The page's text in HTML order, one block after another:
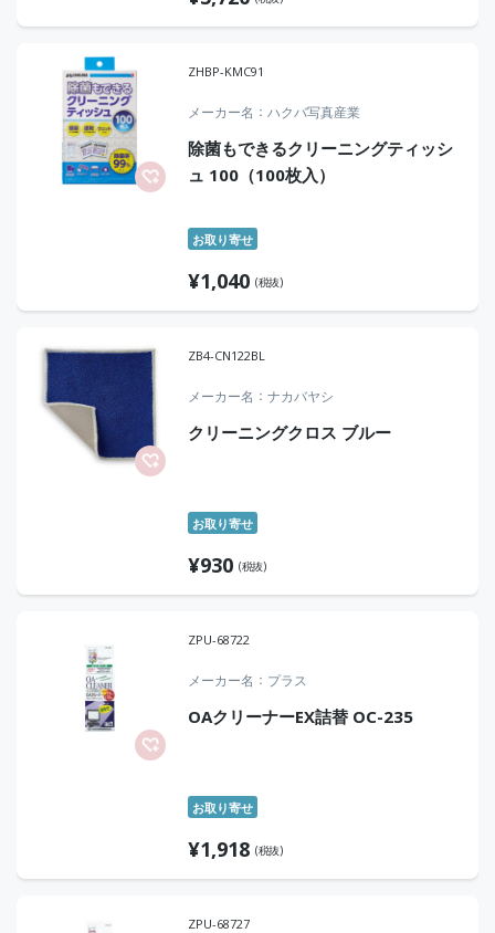
ZHBP-KMC91
メーカー名 ハクバ写真産業
除菌もできるクリーニングティッシ
ュ 100（100枚入）
お取り寄せ
¥1,040 (税抜)
ZB4-CN122BL
メーカー名 ナカバヤシ
クリーニングクロス ブルー
お取り寄せ
¥930 (税抜)
ZPU-68722
メーカー名 プラス
OAクリーナーEX詰替 OC-235
お取り寄せ
¥1,918 (税抜)
ZPU-68727